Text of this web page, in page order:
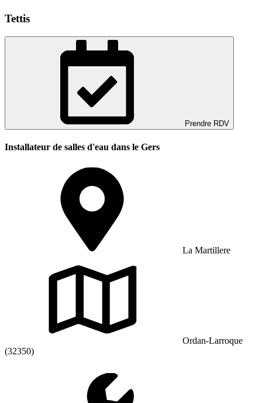
Tettis
Prendre RDV
Installateur de salles d'eau dans le Gers
La Martillere
Ordan-Larroque
(32350)